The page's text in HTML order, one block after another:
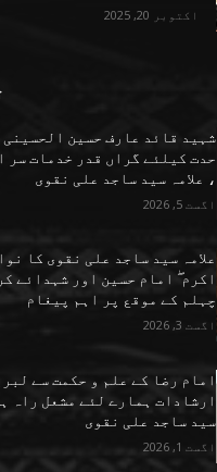
اکتوبر 20, 2025
شہید قائد عارف حسین الحسینی
حدت کیلئے گراں قدر خدمات سر
، علامہ سید ساجد علی نقوی
اگست 5, 2026
علامہ سید ساجد علی نقوی کا
اکرم ۖ امام حسین اور شہدائے
چہلم کے موقع پر اہم پیغام
اگست 3, 2026
امام رضا کے علم و حکمت سے
ارشادات ہمارے لئے مشعل راہ
سید ساجد علی نقوی
اگست 1, 2026